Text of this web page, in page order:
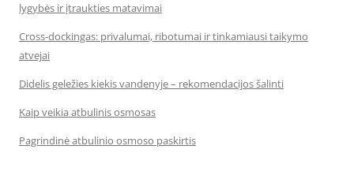
lygybės ir įtraukties matavimai
Cross-dockingas: privalumai, ribotumai ir tinkamiausi taikymo
atvejai
Didelis geležies kiekis vandenyje – rekomendacijos šalinti
Kaip veikia atbulinis osmosas
Pagrindinė atbulinio osmoso paskirtis